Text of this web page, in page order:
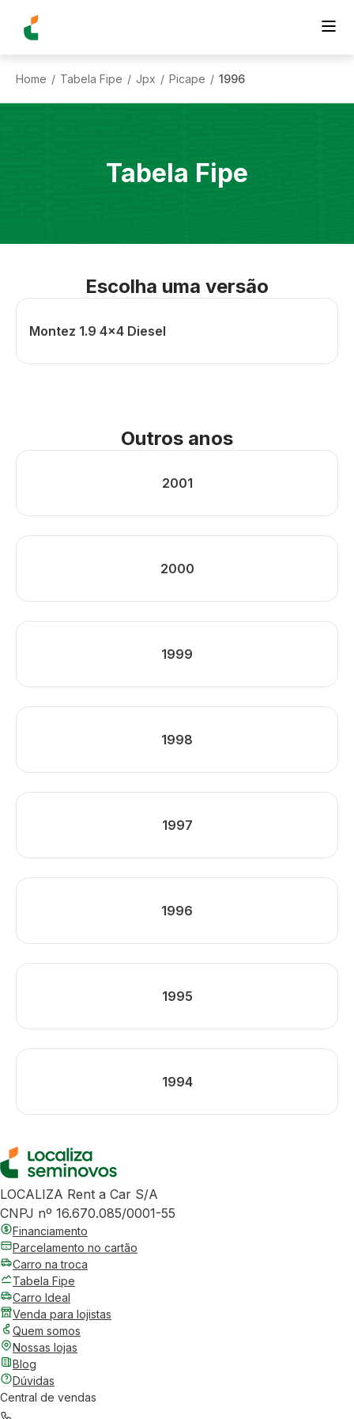
Home / Tabela Fipe / Jpx / Picape / 1996
Tabela Fipe
Escolha uma versão
Montez 1.9 4x4 Diesel
Outros anos
2001
2000
1999
1998
1997
1996
1995
1994
LOCALIZA Rent a Car S/A
CNPJ nº 16.670.085/0001-55
Financiamento
Parcelamento no cartão
Carro na troca
Tabela Fipe
Carro Ideal
Venda para lojistas
Quem somos
Nossas lojas
Blog
Dúvidas
Central de vendas